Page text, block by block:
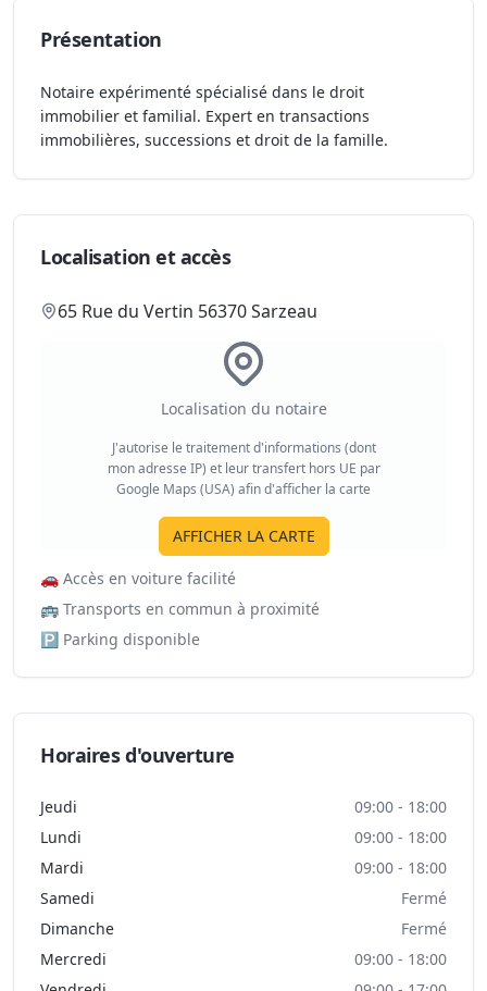
Présentation
Notaire expérimenté spécialisé dans le droit
immobilier et familial. Expert en transactions
immobilières, successions et droit de la famille.
Localisation et accès
65 Rue du Vertin 56370 Sarzeau
Localisation du notaire
J'autorise le traitement d'informations (dont
mon adresse IP) et leur transfert hors UE par
Google Maps (USA) afin d'afficher la carte
AFFICHER LA CARTE
🚗 Accès en voiture facilité
🚌 Transports en commun à proximité
🅿️ Parking disponible
Horaires d'ouverture
Jeudi
09:00 - 18:00
Lundi
09:00 - 18:00
Mardi
09:00 - 18:00
Samedi
Fermé
Dimanche
Fermé
Mercredi
09:00 - 18:00